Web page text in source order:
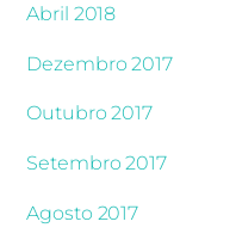
Abril 2018
Dezembro 2017
Outubro 2017
Setembro 2017
Agosto 2017